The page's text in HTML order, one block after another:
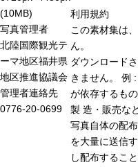
(10MB)
写真管理者
北陸国際観光テ
ーマ地区福井県
地区推進協議会
管理者連絡先
0776-20-0699
利用規約
この素材集は
ん。
ダウンロード
きません。 例
が依存するも
製 造・販売な
写真自体の配
を大量に送信
し配布するこ